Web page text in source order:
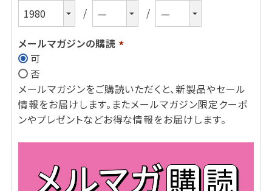
メールマガジンの購読
可
否
メールマガジンをご購読いただくと、新製品やセール
情報をお届けします。またメールマガジン限定クーポ
ンやプレゼントなどお得な情報をお届けします。